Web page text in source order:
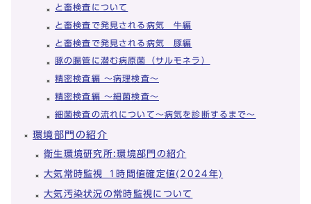
と畜検査について
と畜検査で発見される病気 牛編
と畜検査で発見される病気 豚編
豚の腸管に潜む病原菌（サルモネラ）
精密検査編 ～病理検査～
精密検査編 ～細菌検査～
細菌検査の流れについて～病気を診断するまで～
環境部門の紹介
衛生環境研究所:環境部門の紹介
大気常時監視_1時間値確定値(2024年)
大気汚染状況の常時監視について